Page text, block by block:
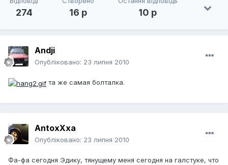
274 16 р 10 р
Andji
Опубліковано: 23 липня 2010
та же самая болталка.
AntoxXxa
Опубліковано: 23 липня 2010
Фа-фа сегодня Эдику, тянущему меня сегодня на галстуке, что